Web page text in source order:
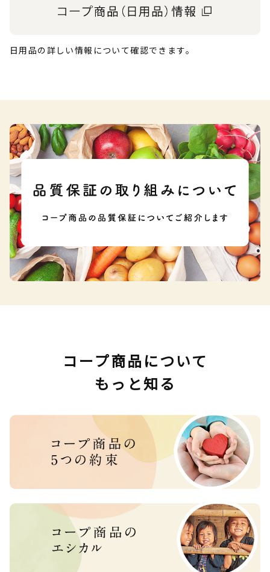
日用品の詳しい情報について確認できます。
コープ商品について
もっと知る